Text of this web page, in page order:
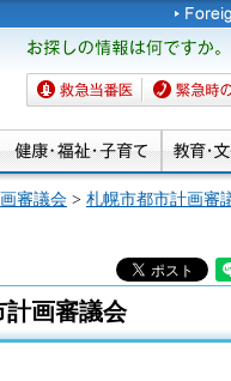
お探しの情報は何です
か。
救急当番医 緊急時の
審議会 > 札幌市都市計画審
計画審議会